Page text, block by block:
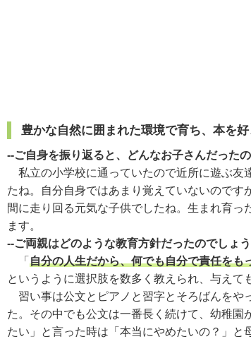
豊かな自然に囲まれた環境で育ち、本を
--ご自身を振り返ると、どんなお子さんだったの
私立の小学校に通っていたので近所に遊ぶ友
たね。自分自身ではあまり覚えていないので
間に走り回る元気な子供でしたね。生まれ育
ます。
--ご両親はどのような教育方針だったのでしょう
「 自分の人生だから、何でも自分で責任をも
というように選択肢を数多く教えられ、与えて
習い事は公文とピアノと習字とそろばんをや
た。その中でも公文は一番長く続けて、幼稚
たい」と言った時は「本当にやめたいの？」と